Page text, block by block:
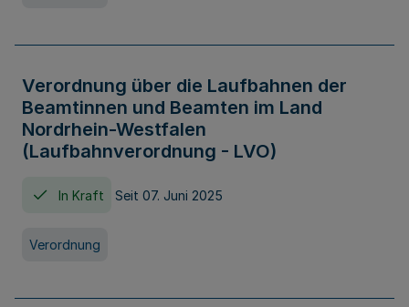
Verordnung über die Laufbahnen der
Beamtinnen und Beamten im Land
Nordrhein-Westfalen
(Laufbahnverordnung - LVO)
In Kraft Seit 07. Juni 2025
Verordnung